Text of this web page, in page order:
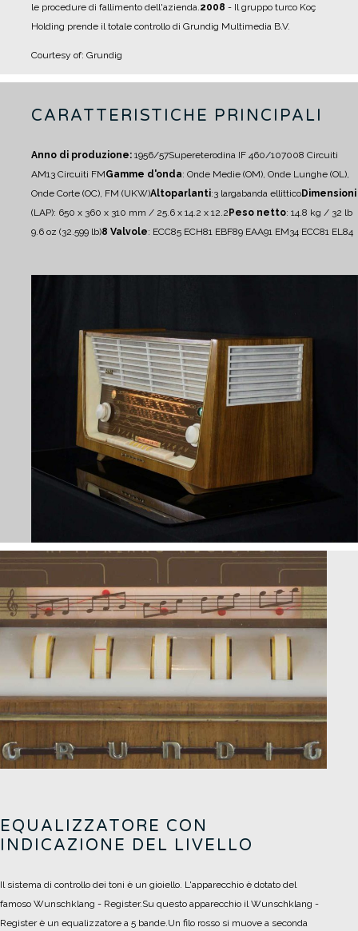
le procedure di fallimento dell'azienda.2008 - Il gruppo turco Koç
Holding prende il totale controllo di Grundig Multimedia B.V.
Courtesy of: Grundig
CARATTERISTICHE PRINCIPALI
Anno di produzione: 1956/57Supereterodina IF 460/107008 Circuiti
AM13 Circuiti FMGamme d'onda: Onde Medie (OM), Onde Lunghe (OL),
Onde Corte (OC), FM (UKW)Altoparlanti:3 largabanda ellitticoDimensioni
(LAP): 650 x 360 x 310 mm / 25.6 x 14.2 x 12.2 Peso netto: 14.8 kg / 32 lb
9.6 oz (32.599 lb)8 Valvole: ECC85 ECH81 EBF89 EAA91 EM34 ECC81 EL84
EQUALIZZATORE CON
INDICAZIONE DEL LIVELLO
Il sistema di controllo dei toni è un gioiello. L'apparecchio è dotato del
famoso Wunschklang - Register.Su questo apparecchio il Wunschklang -
Register è un equalizzatore a 5 bande.Un filo rosso si muove a seconda